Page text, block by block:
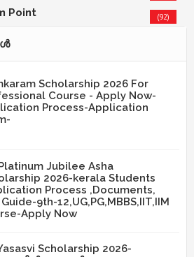
Point (92)
Scholarship 2026 For
Course - Apply Now-
Process-Application
Jubilee Asha
2026-kerala Students
Process ,Documents,
9th-12,UG,PG,MBBS,IIT,IIM
Apply Now
Scholarship 2026-